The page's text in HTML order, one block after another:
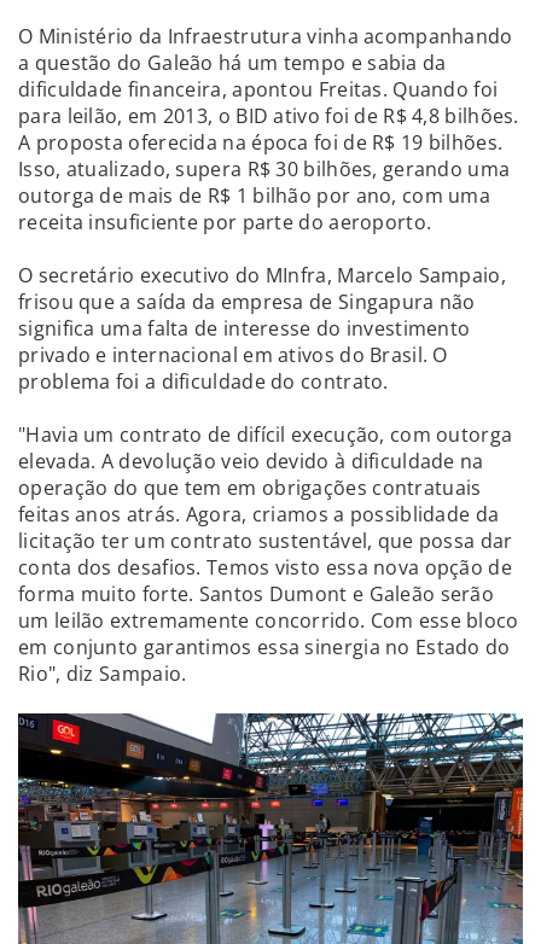
O Ministério da Infraestrutura vinha acompanhando
a questão do Galeão há um tempo e sabia da
dificuldade financeira, apontou Freitas. Quando foi
para leilão, em 2013, o BID ativo foi de R$ 4,8 bilhões.
A proposta oferecida na época foi de R$ 19 bilhões.
Isso, atualizado, supera R$ 30 bilhões, gerando uma
outorga de mais de R$ 1 bilhão por ano, com uma
receita insuficiente por parte do aeroporto.
O secretário executivo do MInfra, Marcelo Sampaio,
frisou que a saída da empresa de Singapura não
significa uma falta de interesse do investimento
privado e internacional em ativos do Brasil. O
problema foi a dificuldade do contrato.
"Havia um contrato de difícil execução, com outorga
elevada. A devolução veio devido à dificuldade na
operação do que tem em obrigações contratuais
feitas anos atrás. Agora, criamos a possiblidade da
licitação ter um contrato sustentável, que possa dar
conta dos desafios. Temos visto essa nova opção de
forma muito forte. Santos Dumont e Galeão serão
um leilão extremamente concorrido. Com esse bloco
em conjunto garantimos essa sinergia no Estado do
Rio", diz Sampaio.